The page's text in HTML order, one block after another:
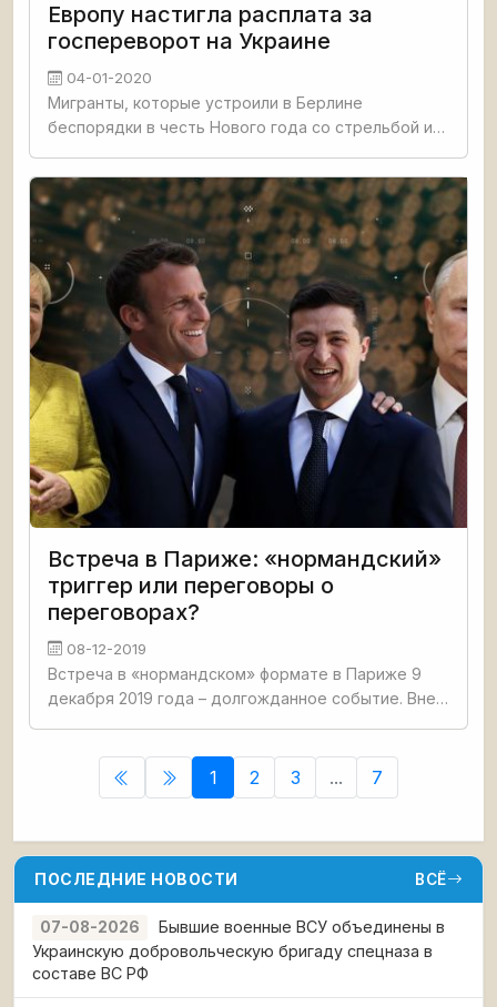
Европу настигла расплата за
госпереворот на Украине
04-01-2020
Мигранты, которые устроили в Берлине
беспорядки в честь Нового года со стрельбой и
европейским странам за поддержку
госпереворота на Украине. Об этом у себя в
Встреча в Париже: «нормандский»
триггер или переговоры о
переговорах?
08-12-2019
Встреча в «нормандском» формате в Париже 9
декабря 2019 года – долгожданное событие. Вне
о будущих
1 2 3 ... 7
ПОСЛЕДНИЕ НОВОСТИ ВСЁ
07-08-2026
Бывшие военные ВСУ объединены в
Украинскую добровольческую бригаду спецназа в
составе ВС РФ